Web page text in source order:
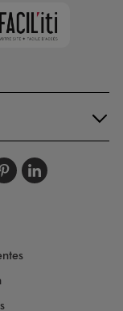
sursur
nousnous
Suivez-